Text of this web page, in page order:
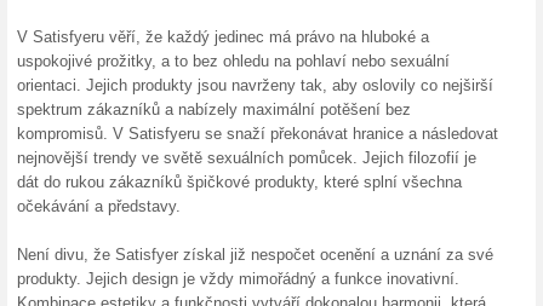
Doprava zdarma
100% fungovalo Akce
nákupech nad 1 289 Kč jsou